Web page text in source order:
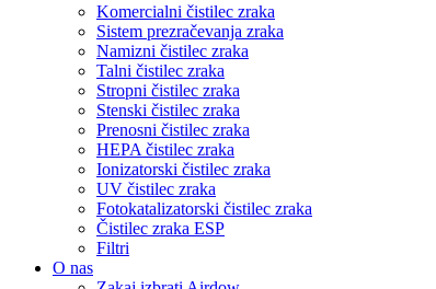
Komercialni čistilec zraka
Sistem prezračevanja zraka
Namizni čistilec zraka
Talni čistilec zraka
Stropni čistilec zraka
Stenski čistilec zraka
Prenosni čistilec zraka
HEPA čistilec zraka
Ionizatorski čistilec zraka
UV čistilec zraka
Fotokatalizatorski čistilec zraka
Čistilec zraka ESP
Filtri
O nas